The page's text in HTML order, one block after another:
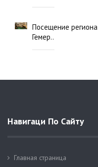
Посещение региона
Гемер..
Навигаци По Сайту
Главная страница